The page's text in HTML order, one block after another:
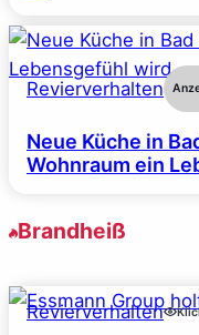
Revierverhalten
Neue Küche in
Wohnraum ein
Brandheiß
Revierverhalten